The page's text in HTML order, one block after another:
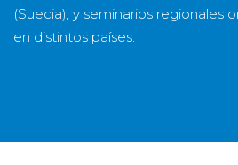
(Suecia), y seminarios regionales
en distintos países.